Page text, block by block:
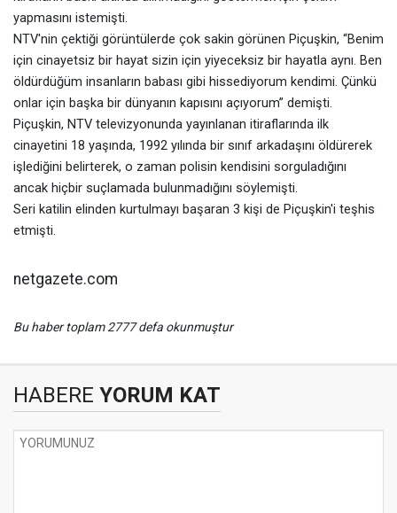
yapmasını istemişti.
NTV'nin çektiği görüntülerde çok sakin görünen Piçuşkin, “Benim
için cinayetsiz bir hayat sizin için yiyeceksiz bir hayatla aynı. Ben
öldürdüğüm insanların babası gibi hissediyorum kendimi. Çünkü
onlar için başka bir dünyanın kapısını açıyorum” demişti.
Piçuşkin, NTV televizyonunda yayınlanan itiraflarında ilk
cinayetini 18 yaşında, 1992 yılında bir sınıf arkadaşını öldürerek
işlediğini belirterek, o zaman polisin kendisini sorguladığını
ancak hiçbir suçlamada bulunmadığını söylemişti.
Seri katilin elinden kurtulmayı başaran 3 kişi de Piçuşkin'i teşhis
etmişti.
netgazete.com
Bu haber toplam 2777 defa okunmuştur
HABERE YORUM KAT